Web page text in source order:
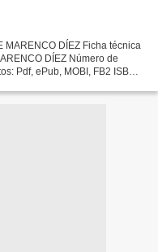
MARENCO DÍEZ Ficha técnica
DÍEZ Número de
Pdf, ePub, MOBI, FB2 ISBN: